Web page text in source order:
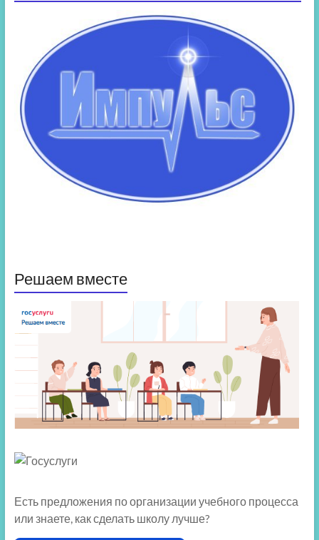
Решаем вместе
Есть предложения по организации учебного процесса
или знаете, как сделать школу лучше?